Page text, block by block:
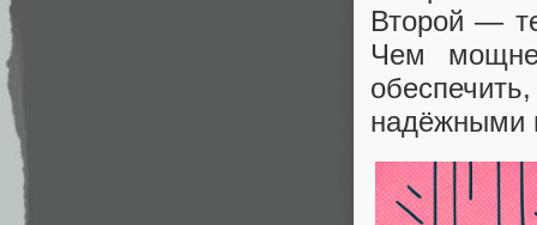
Второй —
Чем
надёжными